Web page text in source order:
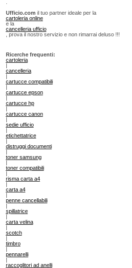
Ufficio.com il tuo partner ideale per la
cartoleria online
e la
cancelleria ufficio
, prova il nostro servizio e non rimarrai deluso !!!
Ricerche frequenti:
cartoleria
|
cancelleria
|
cartucce compatibili
|
cartucce epson
|
cartucce hp
|
cartucce canon
|
sedie ufficio
|
etichettatrice
|
distruggi documenti
|
toner samsung
|
toner compatibili
|
risma carta a4
|
carta a4
|
penne cancellabili
|
spillatrice
|
carta velina
|
scotch
|
timbro
|
pennarelli
|
raccoglitori ad anelli